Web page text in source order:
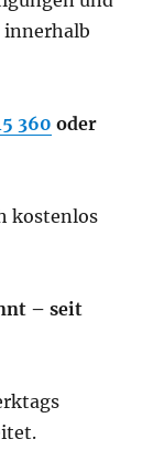
innerhalb
360 oder
kostenlos
– seit